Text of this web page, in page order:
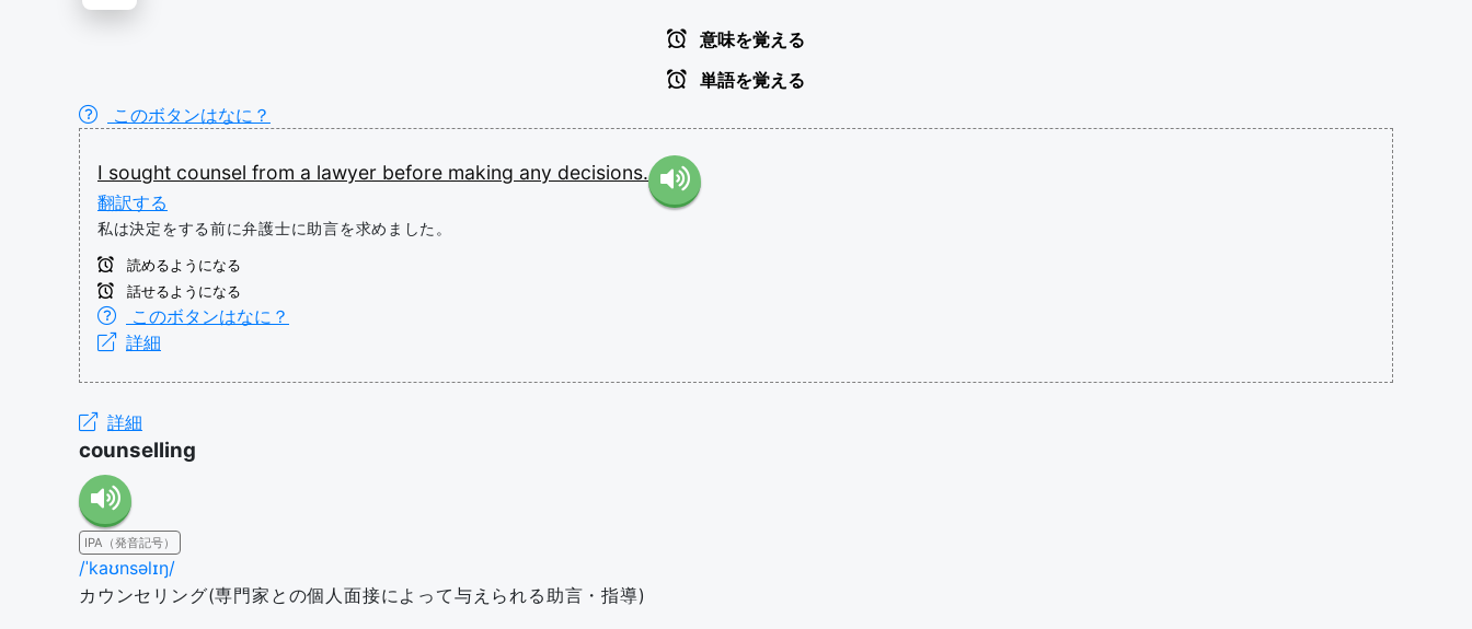
意味を覚える
単語を覚える
このボタンはなに？
I sought counsel from a lawyer before making any decisions.
翻訳する
私は決定をする前に弁護士に助言を求めました。
読めるようになる
話せるようになる
このボタンはなに？
詳細
詳細
counselling
IPA（発音記号）
/ˈkaʊnsəlɪŋ/
カウンセリング(専門家との個人面接によって与えられる助言・指導)